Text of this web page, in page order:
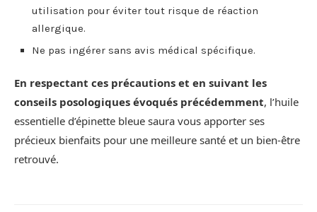
utilisation pour éviter tout risque de réaction
allergique.
Ne pas ingérer sans avis médical spécifique.
En respectant ces précautions et en suivant les
conseils posologiques évoqués précédemment, l’huile
essentielle d’épinette bleue saura vous apporter ses
précieux bienfaits pour une meilleure santé et un bien-être
retrouvé.